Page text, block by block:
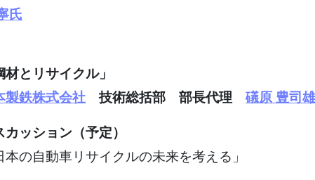
氏
材とリサイクル」
製鉄株式会社 技術総括部 部長代理 礒原 豊司
ッション（予定）
の自動車リサイクルの未来を考える」